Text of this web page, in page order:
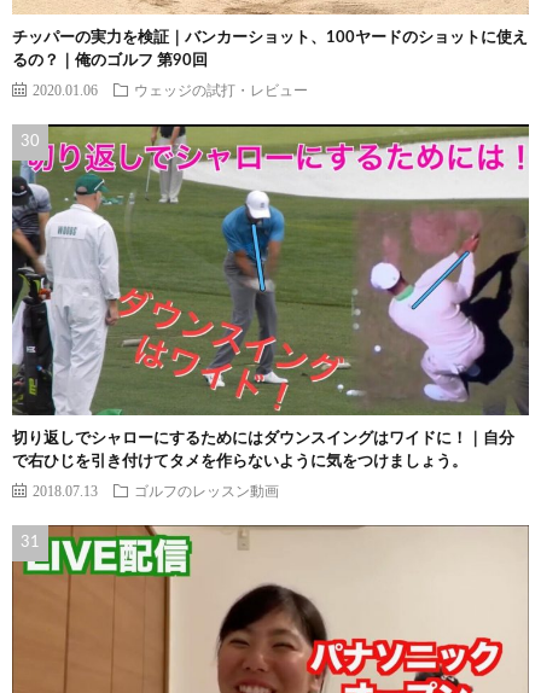
チッパーの実力を検証｜バンカーショット、100ヤードのショットに使え
るの？｜俺のゴルフ 第90回
2020.01.06 ウェッジの試打・レビュー
切り返しでシャローにするためにはダウンスイングはワイドに！｜自分
で右ひじを引き付けてタメを作らないように気をつけましょう。
2018.07.13 ゴルフのレッスン動画